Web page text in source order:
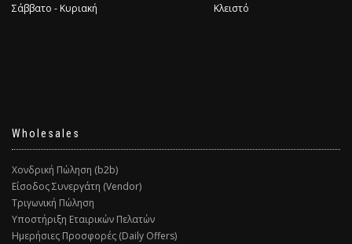
Σάββατο - Κυριακή
Κλειστό
Wholesales
Χονδρική Πώληση (b2b)
Είσοδος Συνεργάτη (Vendor)
Τριγωνική Πώληση
Υποστήριξη Εταιρικών Πελατών
Ημερήσιες Προσφορές (Daily Offers)